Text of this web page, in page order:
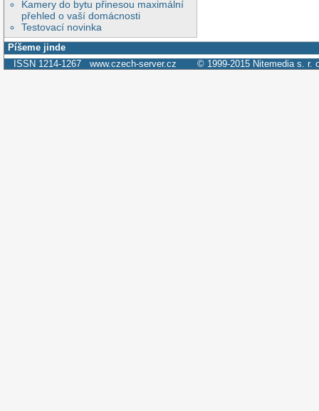
Kamery do bytu přinesou maximální
přehled o vaší domácnosti
Testovací novinka
Píšeme jinde
ISSN 1214-1267 www.czech-server.cz © 1999-2015 Nitemedia s. r.